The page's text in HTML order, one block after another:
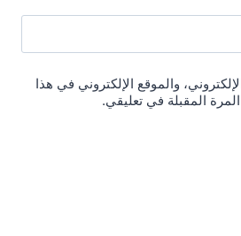
والموقع الإلكتروني في هذا
المقبلة في تعليقي.